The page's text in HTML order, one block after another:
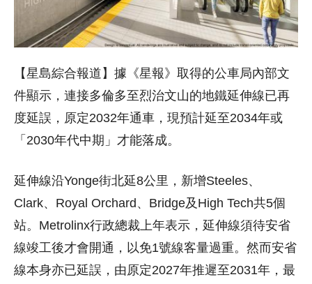
【星島綜合報道】據《星報》取得的公車局內部文
件顯示，連接多倫多至烈治文山的地鐵延伸線已再
度延誤，原定2032年通車，現預計延至2034年或
「2030年代中期」才能落成。
延伸線沿Yonge街北延8公里，新增Steeles、
Clark、Royal Orchard、Bridge及High Tech共5個
站。Metrolinx行政總裁上年表示，延伸線須待安省
線竣工後才會開通，以免1號線客量過重。然而安省
線本身亦已延誤，由原定2027年推遲至2031年，最